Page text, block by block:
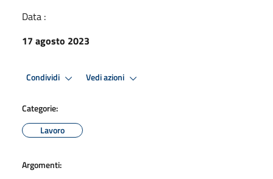
Data :
17 agosto 2023
Condividi Vedi azioni
Categorie:
Lavoro
Argomenti: